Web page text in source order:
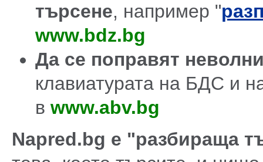
търсене, например "
www.bdz.bg
Да се поправят
клавиатурата на БДС и
в www.abv.bg
Napred.bg е "разбираща